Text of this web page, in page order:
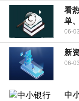
看
单
06-03
新
06-03
中